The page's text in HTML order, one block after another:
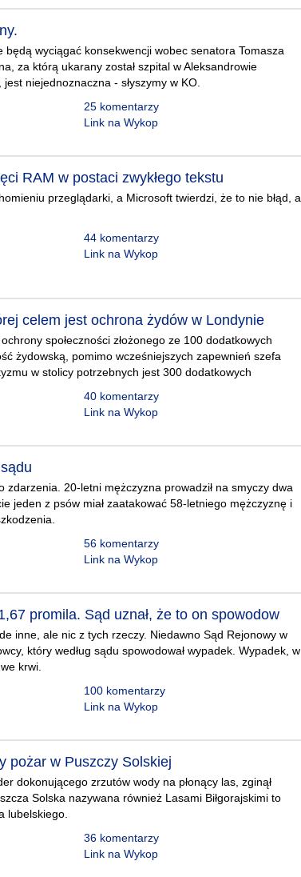
wyciągać konsekwencji wobec senatora Tomasza
za którą ukarany został szpital w Aleksandrowie
niejednoznaczna - słyszymy w KO.
25 komentarzy
Link na Wykop
RAM w postaci zwykłego tekstu
przeglądarki, a Microsoft twierdzi, że to nie błąd, a
44 komentarzy
Link na Wykop
celem jest ochrona żydów w Londynie
społeczności złożonego ze 100 dodatkowych
żydowską, pomimo wcześniejszych zapewnień szefa
w stolicy potrzebnych jest 300 dodatkowych
40 komentarzy
Link na Wykop
20-letni mężczyzna prowadził na smyczy dwa
jeden z psów miał zaatakować 58-letniego mężczyznę i
56 komentarzy
Link na Wykop
promila. Sąd uznał, że to on spowodow
inne, ale nic z tych rzeczy. Niedawno Sąd Rejonowy w
który według sądu spowodował wypadek. Wypadek, w
krwi.
100 komentarzy
Link na Wykop
pożar w Puszczy Solskiej
dokonującego zrzutów wody na płonący las, zginął
Solska nazywana również Lasami Biłgorajskimi to
lubelskiego.
36 komentarzy
Link na Wykop